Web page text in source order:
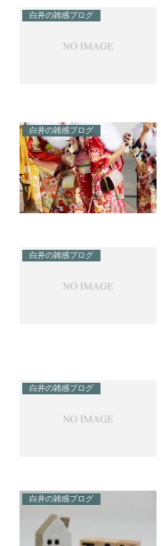
白井の雑感ブログ
白井の雑感ブログ
白井の雑感ブログ
白井の雑感ブログ
白井の雑感ブログ